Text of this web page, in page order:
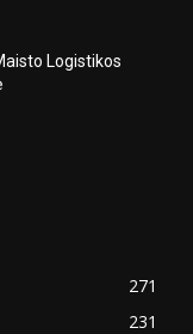
Logistikos
271
231